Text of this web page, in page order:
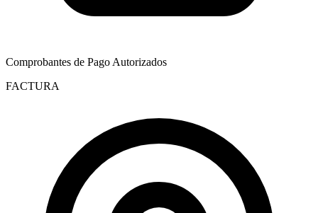
Comprobantes de Pago Autorizados
FACTURA